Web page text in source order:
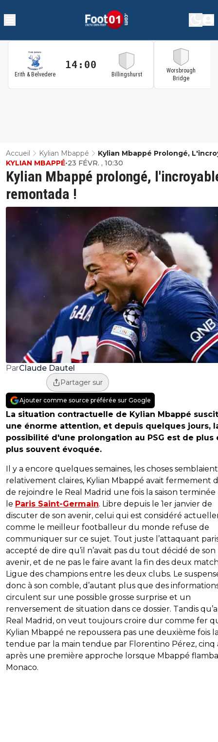
Erith & Belvedere
14:00
Billingshurst
Worsbrough
Bridge
Accueil Kylian Mbappé
Kylian Mbappé Prolongé,
Remontada !
Kylian Mbappé prolongé,
remontada !
KYLIAN MBAPPÉ•23 FÉVR. , 10:30
ParClaude Dautel
Partager sur
Ajouter comme source préférée sur Google
La situation contractuelle de Kylian Mbappé
une énorme attention, et depuis quelques jours,
possibilité d'une prolongation au PSG est de plus
plus souvent évoquée.
Il y a encore quelques semaines, les choses semblaient
relativement claires, Kylian Mbappé avait fermement
de rejoindre le Real Madrid une fois la saison terminée
le Paris Saint-Germain. Libre depuis le 1er janvier de
discuter de son avenir, celui qui est considéré
comme le meilleur footballeur du monde refuse de
communiquer sur ce sujet. Tout juste l’attaquant
accepté de dire qu’il n’avait pas du tout décidé de son
avenir, et de ne pas le faire avant la fin des deux
Ligue des champions entre les deux clubs. Le
donc à son comble, d’autant plus que des
circulent sur une possible grosse surprise et un
renversement de situation dans ce dossier. Tandis
Real Madrid, on veut toujours croire dur comme fer
Kylian Mbappé ne repoussera pas une deuxième fois
tendue par la main tendue par Florentino Pérez, cinq
après une première approche lorsque Mbappé
Monaco.